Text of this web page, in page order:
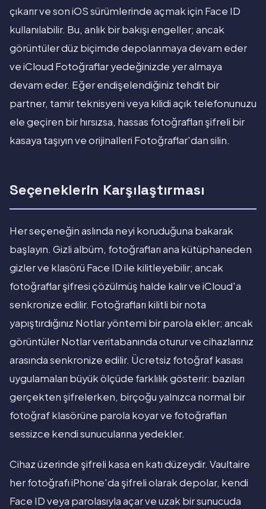
çıkarır ve son iOS sürümlerinde açmak için Face ID
kullanılabilir. Bu, anlık bir bakışı engeller; ancak
görüntüler düz biçimde depolanmaya devam eder
ve iCloud Fotoğraflar yedeğinizde yer almaya
devam eder. Eğer endişelendiğiniz tehdit bir
partner, tamir teknisyeni veya kilidi açık telefonunuzu
ele geçiren bir hırsızsa, hassas fotoğrafları şifreli bir
kasaya taşıyın ve orijinalleri Fotoğraflar'dan silin.
Seçeneklerin Karşılaştırması
Her seçeneğin aslında neyi koruduğuna bakarak
başlayın. Gizli albüm, fotoğrafları ana kütüphaneden
gizler ve klasörü Face ID ile kilitleyebilir; ancak
fotoğraflar şifresi çözülmüş halde kalır ve iCloud'a
senkronize edilir. Fotoğrafları kilitli bir nota
yapıştırdığınız Notlar yöntemi bir parola ekler; ancak
görüntüler Notlar veritabanında oturur ve cihazlarınız
arasında senkronize edilir. Ücretsiz fotoğraf kasası
uygulamaları büyük ölçüde farklılık gösterir: bazıları
gerçekten şifrelerken, birçoğu yalnızca normal bir
fotoğraf klasörüne parola koyar ve fotoğrafları
sessizce kendi sunucularına yedekler.
Cihaz üzerinde şifreli kasa en katı düzeydir. Vaultaire
her fotoğrafı iPhone'da şifreli olarak depolar, kendi
Face ID veya parolasıyla açar ve uzak bir sunucuda